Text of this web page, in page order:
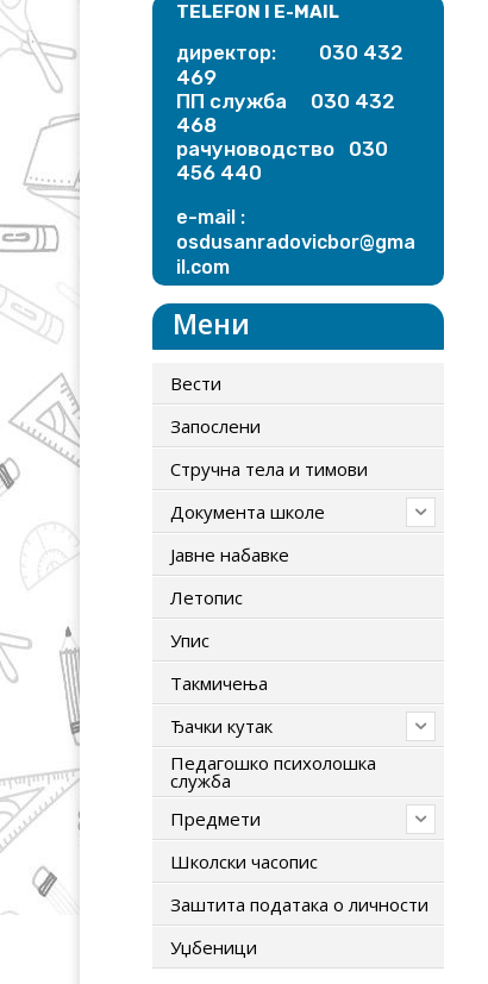
TELEFON I E-MAIL
директор: 030 432
469
ПП служба 030 432
468
рачуноводство 030
456 440
e-mail :
osdusanradovicbor@gma
il.com
Мени
Вести
Запослени
Стручна тела и тимови
Документа школе
Јавне набавке
Летопис
Упис
Tакмичења
Ђачки кутак
Педагошко психолошка
служба
Предмети
Школски часопис
Заштита података о личности
Уџбеници